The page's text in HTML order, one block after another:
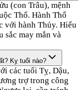
(con Trâu), mệnh
Thổ. Hành Thổ
với hành Thủy. Hiểu
sắc may mắn và
Kỵ tuổi nào?
các tuổi Tỵ, Dậu,
trợ trong công